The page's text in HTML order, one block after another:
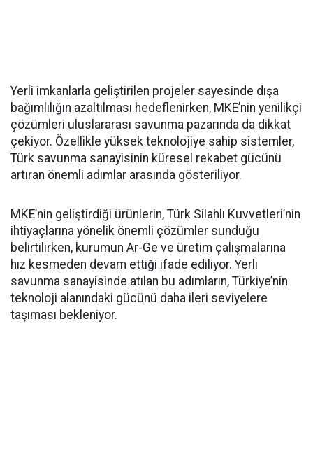
Yerli imkanlarla geliştirilen projeler sayesinde dışa
bağımlılığın azaltılması hedeflenirken, MKE’nin yenilikçi
çözümleri uluslararası savunma pazarında da dikkat
çekiyor. Özellikle yüksek teknolojiye sahip sistemler,
Türk savunma sanayisinin küresel rekabet gücünü
artıran önemli adımlar arasında gösteriliyor.
MKE’nin geliştirdiği ürünlerin, Türk Silahlı Kuvvetleri’nin
ihtiyaçlarına yönelik önemli çözümler sunduğu
belirtilirken, kurumun Ar-Ge ve üretim çalışmalarına
hız kesmeden devam ettiği ifade ediliyor. Yerli
savunma sanayisinde atılan bu adımların, Türkiye’nin
teknoloji alanındaki gücünü daha ileri seviyelere
taşıması bekleniyor.